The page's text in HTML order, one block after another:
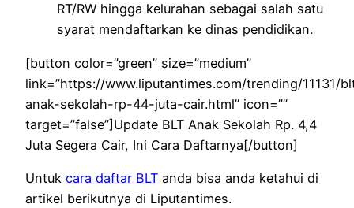
RT/RW hingga kelurahan sebagai salah satu
syarat mendaftarkan ke dinas pendidikan.
[button color=”green” size=”medium”
link=”https://www.liputantimes.com/trending/11131/
anak-sekolah-rp-44-juta-cair.html” icon=””
target=”false”]Update BLT Anak Sekolah Rp. 4,4
Juta Segera Cair, Ini Cara Daftarnya[/button]
Untuk cara daftar BLT anda bisa anda ketahui di
artikel berikutnya di Liputantimes.